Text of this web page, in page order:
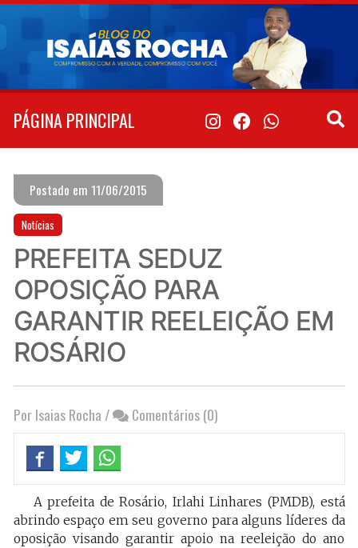
Pular
conteúdo
PÁGINA PRINCIPAL
Postado em 11/06/2015
Notícias
PREFEITA SEDUZ
OPOSIÇÃO PARA
GARANTIR REELEIÇÃO EM
ROSÁRIO
Por Isaias Rocha / Comentários (0)
A prefeita de Rosário, Irlahi Linhares (PMDB), está
abrindo espaço em seu governo para alguns líderes da
oposição visando garantir apoio na reeleição do ano